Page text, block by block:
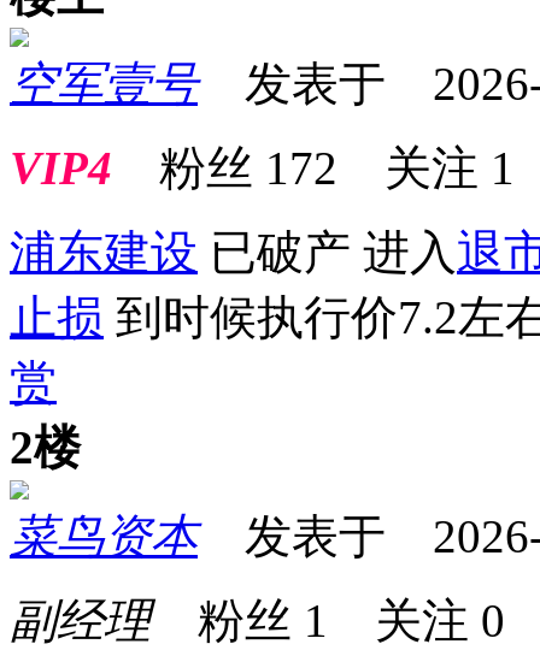
空军壹号发表于 2026-
VIP4 粉丝 172 关注 1
浦东建设 已破产 进入退
止损 到时候执行价7.2左
赏
2楼
菜鸟资本发表于 2026-
副经理粉丝 1 关注 0